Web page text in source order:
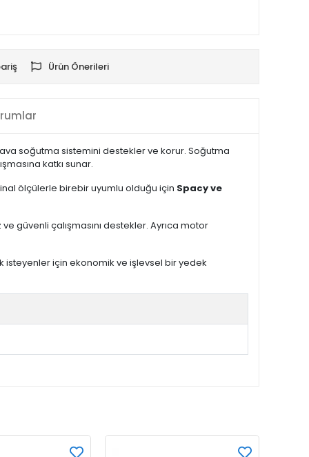
Ürün Önerileri
soğutma sistemini destekler ve korur. Soğutma
katkı sunar.
ölçülerle birebir uyumlu olduğu için Spacy ve
güvenli çalışmasını destekler. Ayrıca motor
isteyenler için ekonomik ve işlevsel bir yedek